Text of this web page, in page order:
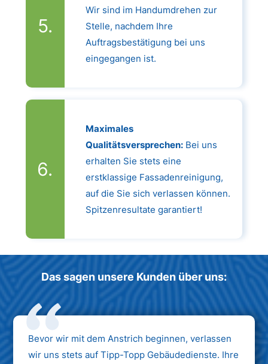
Wir sind im Handumdrehen zur
Stelle, nachdem Ihre
Auftragsbestätigung bei uns
eingegangen ist.
Maximales
Qualitätsversprechen:Bei uns
erhalten Sie stets eine
erstklassige Fassadenreinigung,
auf die Sie sich verlassen können.
Spitzenresultate garantiert!
Das sagen unsere Kunden über uns:
Bevor wir mit dem Anstrich beginnen, verlassen
wir uns stets auf Tipp-Topp Gebäudedienste. Ihre